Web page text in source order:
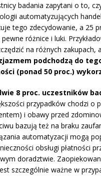
badania zapytani o to,
automatyzujących
tego zdecydowanie, a 25
pewne różnice i luki.
na różnych
podchodzą do
(ponad 50 proc.)
8 proc. uczestników
przypadków chodzi o
i obawy przed
bazują też na braku
automatyzacji mogą
obsługi płatności
doradztwie.
szczególnie ważne w